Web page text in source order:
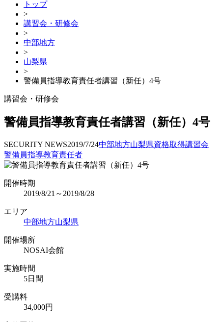
トップ
>
講習会・研修会
>
中部地方
>
山梨県
>
警備員指導教育責任者講習（新任）4号
講習会・研修会
警備員指導教育責任者講習（新任）4号
SECURITY NEWS2019/7/24中部地方山梨県資格取得講習会
警備員指導教育責任者
開催時期
2019/8/21～2019/8/28
エリア
中部地方山梨県
開催場所
NOSAI会館
実施時間
5日間
受講料
34,000円